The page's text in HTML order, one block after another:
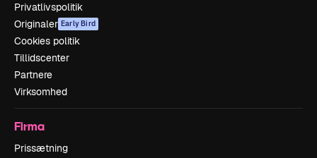
Privatlivspolitik
Originaler Early Bird
Cookies politik
Tillidscenter
Partnere
Virksomhed
Firma
Prissætning